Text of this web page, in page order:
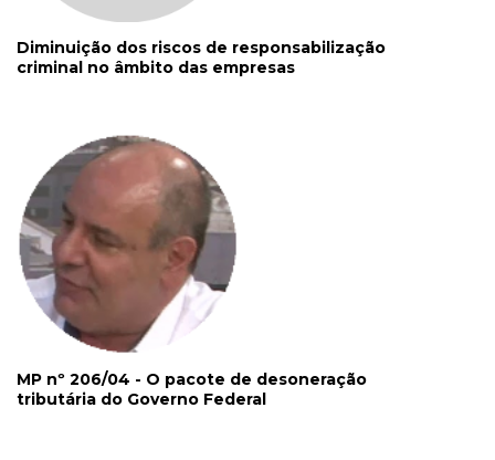
Diminuição dos riscos de responsabilização
criminal no âmbito das empresas
MP nº 206/04 - O pacote de desoneração
tributária do Governo Federal